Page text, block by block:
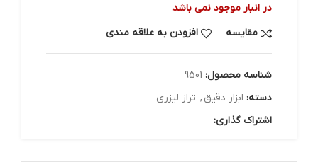
در انبار موجود نمی باشد
مقایسه
افزودن به علاقه مندی
شناسه محصول: 9501
دسته: ابزار دقیق , تراز لیزری
اشتراک گذاری: